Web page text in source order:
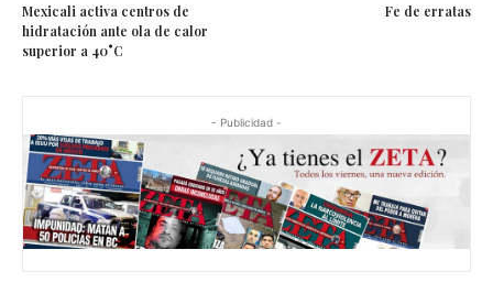
Mexicali activa centros de
hidratación ante ola de calor
superior a 40°C
Fe de erratas
- Publicidad -